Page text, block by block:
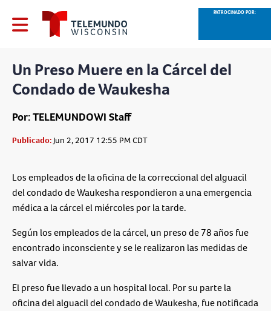
PATROCINADO POR:
Un Preso Muere en la Cárcel del
Condado de Waukesha
Por: TELEMUNDOWI Staff
Publicado:Jun 2, 2017 12:55 PM CDT
Los empleados de la oficina de la correccional del alguacil
del condado de Waukesha respondieron a una emergencia
médica a la cárcel el miércoles por la tarde.
Según los empleados de la cárcel, un preso de 78 años fue
encontrado inconsciente y se le realizaron las medidas de
salvar vida.
El preso fue llevado a un hospital local. Por su parte la
oficina del alguacil del condado de Waukesha, fue notificada